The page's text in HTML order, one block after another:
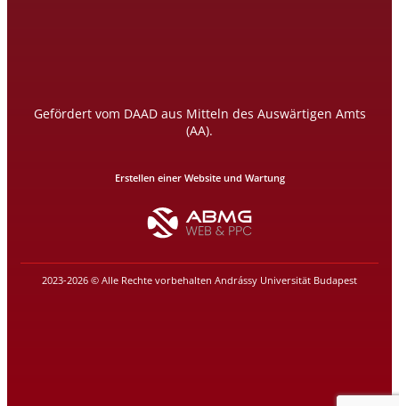
Gefördert vom DAAD aus Mitteln des Auswärtigen Amts
(AA).
2023-2026 © Alle Rechte vorbehalten Andrássy Universität Budapest
Erstellen einer Website und Wartung